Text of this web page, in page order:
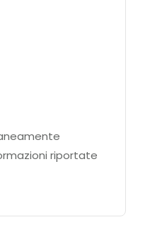
riportate